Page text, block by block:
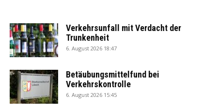
Verkehrsunfall mit Verdacht der
Trunkenheit
6. August 2026 18:47
Betäubungsmittelfund bei
Verkehrskontrolle
6. August 2026 15:45